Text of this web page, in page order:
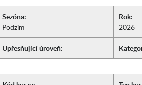
Sezóna:
Podzim
Rok:
2026
Upřesňující úroveň: